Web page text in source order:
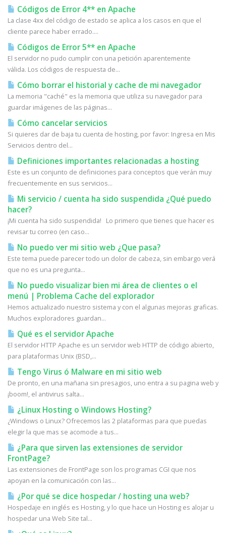
Códigos de Error 4** en Apache
La clase 4xx del código de estado se aplica a los casos en que el
cliente parece haber errado....
Códigos de Error 5** en Apache
El servidor no pudo cumplir con una petición aparentemente
válida. Los códigos de respuesta de...
Cómo borrar el historial y cache de mi navegador
La memoria "caché" es la memoria que utiliza su navegador para
guardar imágenes de las páginas...
Cómo cancelar servicios
Si quieres dar de baja tu cuenta de hosting, por favor: Ingresa en Mis
Servicios dentro del...
Definiciones importantes relacionadas a hosting
Este es un conjunto de definiciones para conceptos que verán muy
frecuentemente en sus servicios...
Mi servicio / cuenta ha sido suspendida ¿Qué puedo
hacer?
¡Mi cuenta ha sido suspendida! Lo primero que tienes que hacer es
revisar tu correo (en caso...
No puedo ver mi sitio web ¿Que pasa?
Este tema puede parecer todo un dolor de cabeza, sin embargo verá
que no es una pregunta...
No puedo visualizar bien mi área de clientes o el
menú | Problema Cache del explorador
Hemos actualizado nuestro sistema y con el algunas mejoras graficas.
Muchos exploradores guardan...
Qué es el servidor Apache
El servidor HTTP Apache es un servidor web HTTP de código abierto,
para plataformas Unix (BSD,...
Tengo Virus ó Malware en mi sitio web
De pronto, en una mañana sin presagios, uno entra a su pagina web y
¡boom!, el antivirus salta...
¿Linux Hosting o Windows Hosting?
¿Windows o Linux? Ofrecemos las 2 plataformas para que puedas
elegir la que mas se acomode a tus...
¿Para que sirven las extensiones de servidor
FrontPage?
Las extensiones de FrontPage son los programas CGI que nos
apoyan en la comunicación con las...
¿Por qué se dice hospedar / hosting una web?
Hospedaje en inglés es Hosting, y lo que hace un Hosting es alojar u
hospedar una Web Site tal...